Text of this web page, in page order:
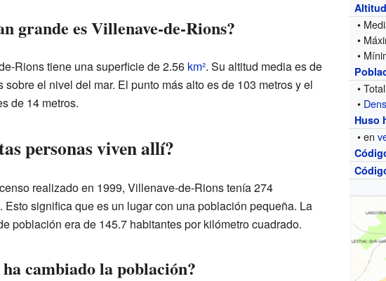
Altitud
•
•
•
• Total
•
Huso
• en
grande es Villenave-de-Rions?
Rions tiene una superficie de 2.56 km². Su altitud media es de
sobre el nivel del mar. El punto más alto es de 103 metros y el
de 14 metros.
personas viven allí?
realizado en 1999, Villenave-de-Rions tenía 274
Esto significa que es un lugar con una población pequeña. La
población era de 145.7 habitantes por kilómetro cuadrado.
cambiado la población?